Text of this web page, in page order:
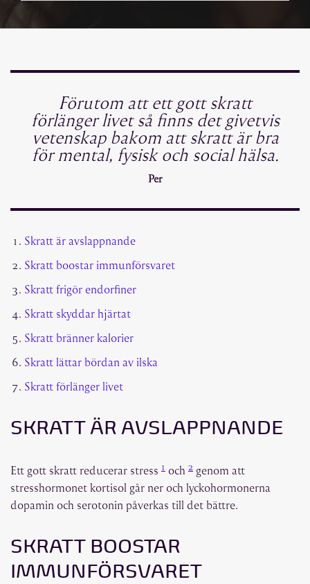
Förutom att ett gott skratt
förlänger livet så finns det givetvis
vetenskap bakom att skratt är bra
för mental, fysisk och social hälsa.
Per
Skratt är avslappnande
Skratt boostar immunförsvaret
Skratt frigör endorfiner
Skratt skyddar hjärtat
Skratt bränner kalorier
Skratt lättar bördan av ilska
Skratt förlänger livet
SKRATT ÄR AVSLAPPNANDE
Ett gott skratt reducerar stress 1 och 2 genom att
stresshormonet kortisol går ner och lyckohormonerna
dopamin och serotonin påverkas till det bättre.
SKRATT BOOSTAR
IMMUNFÖRSVARET